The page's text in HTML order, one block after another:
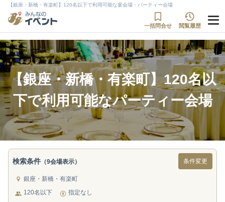
【銀座・新橋・有楽町】120名以下で利用可能な宴会場・パーティー会場
一括問合せ 閲覧履歴
【銀座・新橋・有楽町】120名以
下で利用可能なパーティー会場
検索条件 （9会場表示） 条件変更
銀座・新橋・有楽町
120名以下
指定なし